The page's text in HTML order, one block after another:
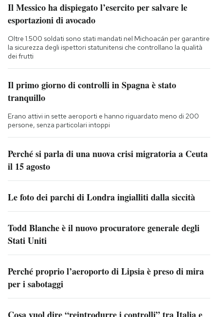
Il Messico ha dispiegato l’esercito per salvare le
esportazioni di avocado
Oltre 1.500 soldati sono stati mandati nel Michoacán per garantire
la sicurezza degli ispettori statunitensi che controllano la qualità
dei frutti
Il primo giorno di controlli in Spagna è stato
tranquillo
Erano attivi in sette aeroporti e hanno riguardato meno di 200
persone, senza particolari intoppi
Perché si parla di una nuova crisi migratoria a Ceuta
il 15 agosto
Le foto dei parchi di Londra ingialliti dalla siccità
Todd Blanche è il nuovo procuratore generale degli
Stati Uniti
Perché proprio l’aeroporto di Lipsia è preso di mira
per i sabotaggi
Cosa vuol dire “reintrodurre i controlli” tra Italia e